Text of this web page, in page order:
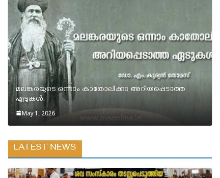
മലങ്കരയുടെ ഒന്നാം കാതോലിക്കാ അറിയപ്പെടാത്ത
ഏടുകള്‍.
May 1, 2026
LATEST NEWS